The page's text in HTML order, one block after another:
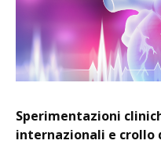
Sperimentazioni
internazionali e crollo